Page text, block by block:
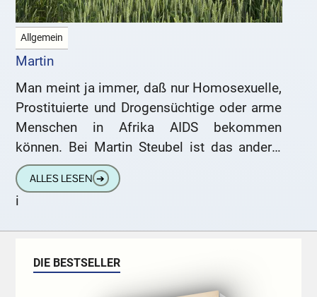
Allgemein
Martin
Man meint ja immer, daß nur Homosexuelle,
Prostituierte und Drogensüchtige oder arme
Menschen in Afrika AIDS bekommen
können. Bei Martin Steubel ist das anders,
kein Mensch weiß, wie er an
ALLES LESEN ➔
i
DIE BESTSELLER